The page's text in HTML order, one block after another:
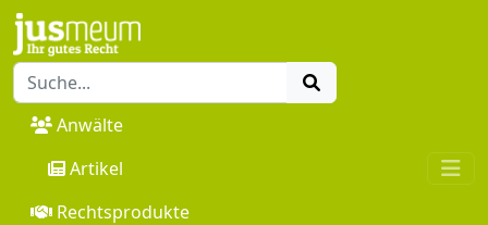
Anwälte
Artikel
Rechtsprodukte